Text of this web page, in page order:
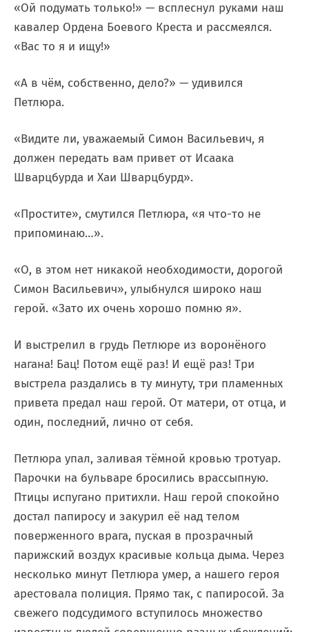
«Ой подумать только!» — всплеснул руками наш
кавалер Ордена Боевого Креста и рассмеялся.
«Вас то я и ищу!»
«А в чём, собственно, дело?» — удивился
Петлюра.
«Видите ли, уважаемый Симон Васильевич, я
должен передать вам привет от Исаака
Шварцбурда и Хаи Шварцбурд».
«Простите», смутился Петлюра, «я что-то не
припоминаю…».
«О, в этом нет никакой необходимости, дорогой
Симон Васильевич», улыбнулся широко наш
герой. «Зато их очень хорошо помню я».
И выстрелил в грудь Петлюре из воронёного
нагана! Бац! Потом ещё раз! И ещё раз! Три
выстрела раздались в ту минуту, три пламенных
привета предал наш герой. От матери, от отца, и
один, последний, лично от себя.
Петлюра упал, заливая тёмной кровью тротуар.
Парочки на бульваре бросились врассыпную.
Птицы испугано притихли. Наш герой спокойно
достал папиросу и закурил её над телом
поверженного врага, пуская в прозрачный
парижский воздух красивые кольца дыма. Через
несколько минут Петлюра умер, а нашего героя
арестовала полиция. Прямо так, с папиросой. За
свежего подсудимого вступилось множество